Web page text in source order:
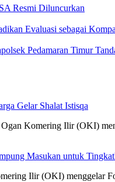
Resmi Diluncurkan
Evaluasi sebagai
Pedamaran Timur
Gelar Shalat Istisqa
Komering Ilir (OKI)
Masukan untuk
Ilir (OKI) menggelar